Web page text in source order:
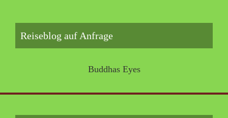
Reiseblog auf Anfrage
Buddhas Eyes